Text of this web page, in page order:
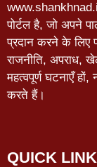
पोर्टल है, जो अपने
प्रदान करने के लिए
राजनीति, अपराध,
महत्वपूर्ण घटनाएँ
करते हैं।
QUICK